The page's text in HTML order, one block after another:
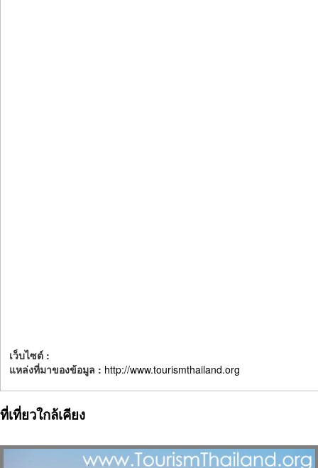
เว็บไซต์ :
แหล่งที่มาของข้อมูล : http://www.tourismthailand.org
ที่เที่ยวใกล้เคียง